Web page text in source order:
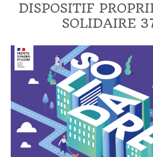
DISPOSITIF
SOLIDAIRE